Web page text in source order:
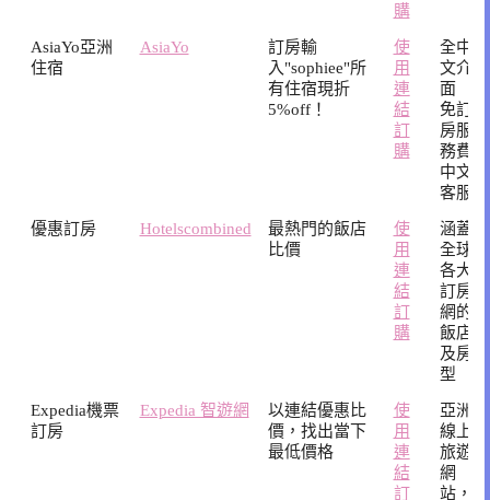
購
AsiaYo亞洲
住宿
AsiaYo
訂房輸
入"sophiee"所
有住宿現折
5%off！
使
用
連
結
訂
購
全中
文介
面
免訂
房服
務費
中文
客服
優惠訂房 Hotelscombined
最熱門的飯店
比價
使
用
連
結
訂
購
涵蓋
全球
各大
訂房
網的
飯店
及房
型
Expedia機票
訂房
Expedia 智遊網
以連結優惠比
價，找出當下
最低價格
使
用
連
結
訂
亞洲
線上
旅遊
網
站，